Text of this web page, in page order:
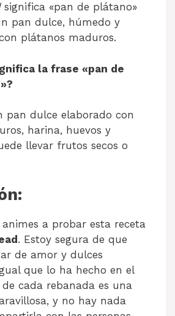
significa «pan de plátano»
pan dulce, húmedo y
plátanos maduros.
la frase «pan de
pan dulce elaborado con
harina, huevos y
llevar frutos secos o
a probar esta receta
. Estoy segura de que
de amor y dulces
que lo ha hecho en el
cada rebanada es una
y no hay nada